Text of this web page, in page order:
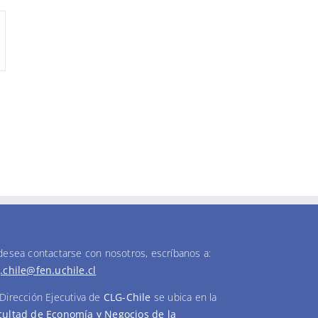
contactarse con nosotros, escríbanos a:
Ejecutiva de CLG-Chile se ubica en la
de Economía y Negocios de la